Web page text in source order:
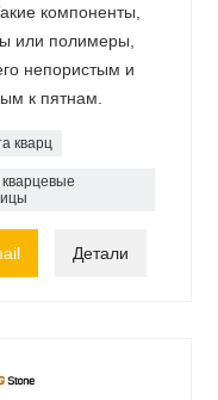
компоненты,
или полимеры,
непористым и
к пятнам.
кварц
Детали